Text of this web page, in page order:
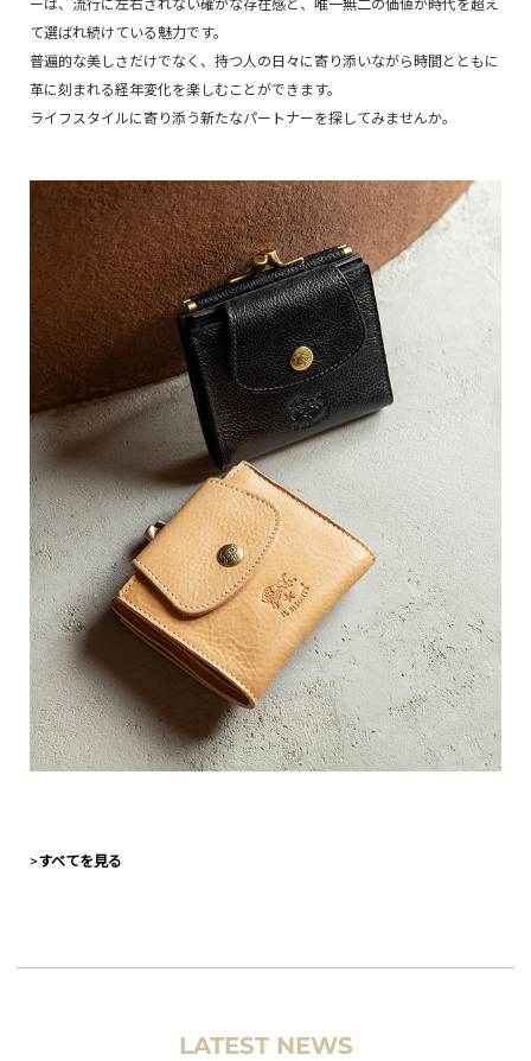
ーは、流行に左右されない確かな存在感と、唯一無二の価値が時代を超え
て選ばれ続けている魅力です。
普遍的な美しさだけでなく、持つ人の日々に寄り添いながら時間とともに
革に刻まれる経年変化を楽しむことができます。
ライフスタイルに寄り添う新たなパートナーを探してみませんか。
>すべてを見る
LATEST NEWS